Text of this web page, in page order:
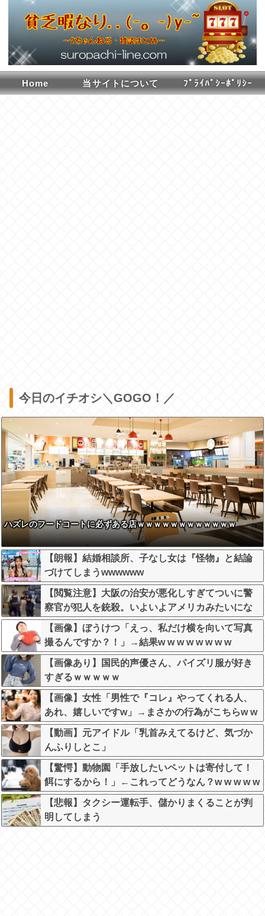
Home 当サイトについて ﾌﾟﾗｲﾊﾞｼｰﾎﾟﾘｼｰ
今日のイチオシ＼GOGO！／
ハズレのフードコートに必ずある店ｗｗｗｗｗｗｗｗｗｗｗｗ
【朗報】結婚相談所、子なし女は『怪物』と結論
づけてしまうwwwwww
【閲覧注意】大阪の治安が悪化しすぎてついに警
察官が犯人を銃殺。いよいよアメリカみたいにな
ってきたな
【画像】ぼうけつ「えっ、私だけ横を向いて写真
撮るんですか？！」→結果w w w w w w w w
【画像あり】国民的声優さん、パイズリ服が好き
すぎるｗｗｗｗｗ
【画像】女性「男性で『コレ』やってくれる人、
あれ、嬉しいですw」→まさかの行為がこちらw w
w w w w w w w
【動画】元アイドル「乳首みえてるけど、気づか
んふりしとこ」
【驚愕】動物園「手放したいペットは寄付して！
餌にするから！」←これってどうなん？w w w w w
w w w w w
【悲報】タクシー運転手、儲かりまくることが判
明してしまう